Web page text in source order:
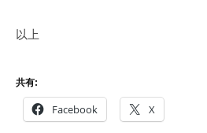
以上
共有:
Facebook X